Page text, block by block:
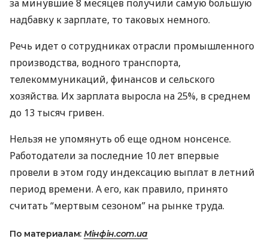
за минувшие 8 месяцев получили самую большую
надбавку к зарплате, то таковых немного.
Речь идет о сотрудниках отрасли промышленного
производства, водного транспорта,
телекоммуникаций, финансов и сельского
хозяйства. Их зарплата выросла на 25%, в среднем
до 13 тысяч гривен.
Нельзя не упомянуть об еще одном нонсенсе.
Работодатели за последние 10 лет впервые
провели в этом году индексацию выплат в летний
период времени. А его, как правило, принято
считать “мертвым сезоном” на рынке труда.
По материалам: Мінфін.com.ua